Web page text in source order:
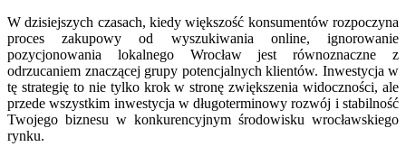
W dzisiejszych czasach, kiedy większość konsumentów rozpoczyna
proces zakupowy od wyszukiwania online, ignorowanie
pozycjonowania lokalnego Wrocław jest równoznaczne z
odrzucaniem znaczącej grupy potencjalnych klientów. Inwestycja w
tę strategię to nie tylko krok w stronę zwiększenia widoczności, ale
przede wszystkim inwestycja w długoterminowy rozwój i stabilność
Twojego biznesu w konkurencyjnym środowisku wrocławskiego
rynku.